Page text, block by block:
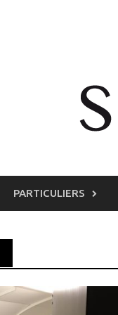
PARTICULIERS